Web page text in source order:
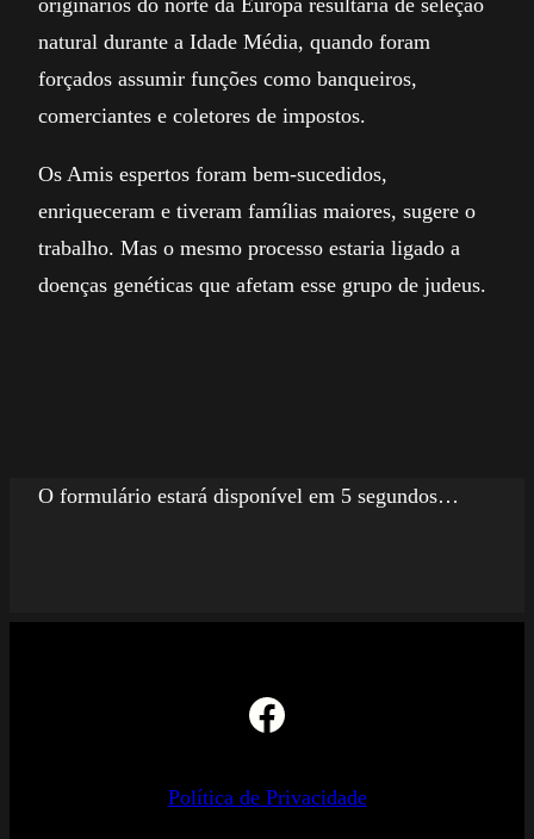
natural durante a Idade Média, quando foram
forçados assumir funções como banqueiros,
comerciantes e coletores de impostos.
Os Amis espertos foram bem-sucedidos,
enriqueceram e tiveram famílias maiores, sugere o
trabalho. Mas o mesmo processo estaria ligado a
doenças genéticas que afetam esse grupo de judeus.
O formulário estará disponível em 5 segundos…
Facebook
Política de Privacidade